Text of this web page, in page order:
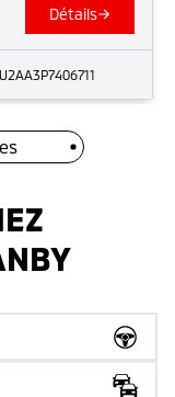
Détails